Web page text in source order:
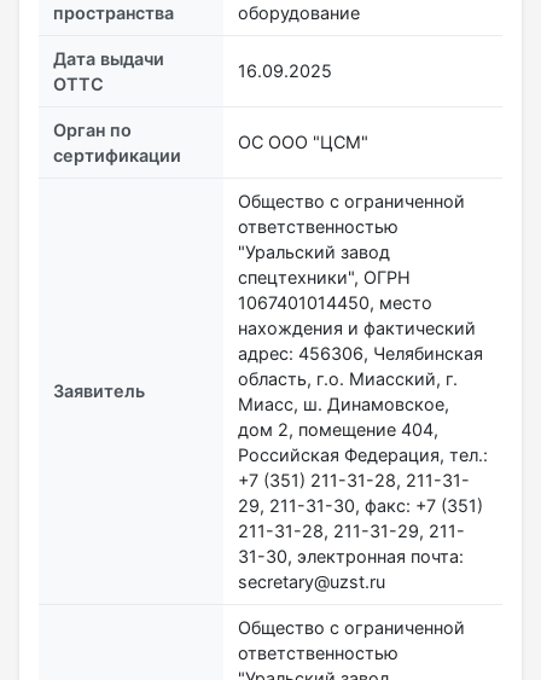
пространства
оборудование
Дата выдачи
ОТТС
16.09.2025
Орган по
сертификации
ОС ООО "ЦСМ"
Заявитель
Общество с ограниченной
ответственностью
"Уральский завод
спецтехники", ОГРН
1067401014450, место
нахождения и фактический
адрес: 456306, Челябинская
область, г.о. Миасский, г.
Миасс, ш. Динамовское,
дом 2, помещение 404,
Российская Федерация, тел.:
+7 (351) 211-31-28, 211-31-
29, 211-31-30, факс: +7 (351)
211-31-28, 211-31-29, 211-
31-30, электронная почта:
secretary@uzst.ru
Общество с ограниченной
ответственностью